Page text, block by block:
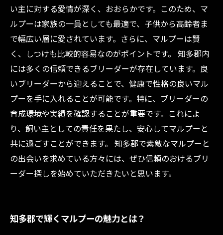
い主に対する愛情が深く、おおらかです。このため、マ
ルプーは家族の一員としても最適で、子供から高齢者ま
で幅広い層に愛されています。さらに、マルプーは賢
く、しつけも比較的容易なのがポイントです。 知多郡内
には多くの信頼できるブリーダーが存在しています。良
いブリーダーから迎えることで、健康で性格の良いマル
プーを手に入れることが可能です。特に、ブリーダーの
育成環境や実績を確認することが重要です。これによ
り、飼い主としての責任を果たし、安心してマルプーと
共に過ごすことができます。 知多郡で素敵なマルプーと
の出会いを求めている方々には、ぜひ信頼のおけるブリ
ーダー探しを始めていただきたいと思います。
知多郡で輝くマルプーの魅力とは？